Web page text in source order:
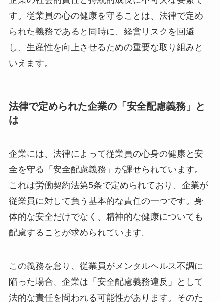
企業の社会的責任と持続的成長に不可欠な要素で
す。従業員の心の健康を守ることは、法律で定め
られた義務であると同時に、経営リスクを回避
し、生産性を向上させるための重要な取り組みと
いえます。
法律で定められた企業の「安全配慮義務」
とは
企業には、法律によって従業員の心身の健康と安
全を守る「安全配慮義務」が課せられています。
これは労働契約法第5条で定められており、企業
が従業員に対して負う基本的な責任の一つです。
身体的な安全だけでなく、精神的な健康について
も配慮することが求められています。
この義務を怠り、従業員がメンタルヘルス不調に
陥った場合、企業は「安全配慮義務違反」として